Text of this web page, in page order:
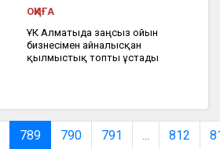
ОҚИҒА
ҰҚК Алматыда заңсыз ойын
бизнесімен айналысқан
қылмыстық топты ұстады
789 790 791 ... 812